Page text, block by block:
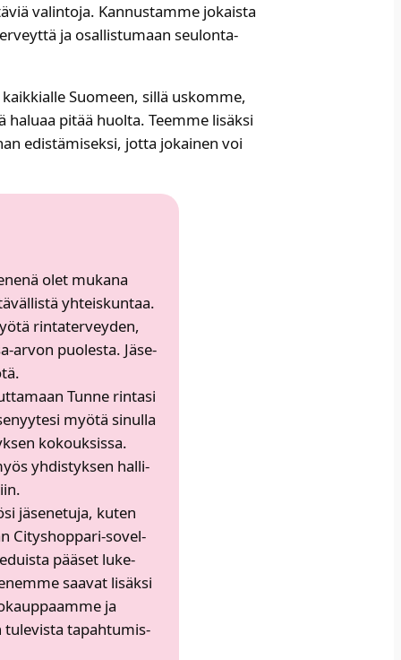
valin­to­ja. Kan­nus­tam­me jokais­ta
ja osal­lis­tu­maan seu­lon­ta­
Suo­meen, sil­lä uskom­me,
pitää huol­ta. Teem­me lisäk­si
edis­tä­mi­sek­si, jot­ta jokai­nen voi
olet muka­na
yhteis­kun­taa.
rin­ta­ter­vey­den,
arvon puo­les­ta. Jäse­
Tun­ne rin­ta­si
myö­tä sinul­la
kokouk­sis­sa.
yhdis­tyk­sen hal­li­
jäse­ne­tu­ja, kuten
Citys­hop­pa­ri-sovel­
pää­set luke­
saa­vat lisäk­si
ja
tule­vis­ta tapah­tu­mis­